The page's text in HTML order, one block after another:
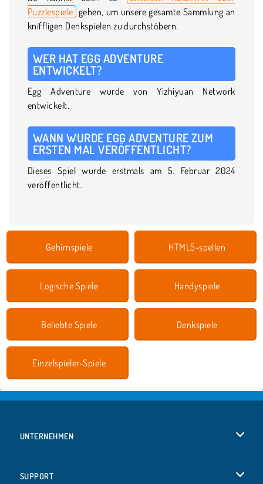
Puzzlespiele gehen, um unsere gesamte Sammlung an
kniffligen Denkspielen zu durchstöbern.
WER HAT EGG ADVENTURE
ENTWICKELT?
Egg Adventure wurde von Yizhiyuan Network
entwickelt.
WANN WURDE EGG ADVENTURE ZUM
ERSTEN MAL VERÖFFENTLICHT?
Dieses Spiel wurde erstmals am 5. Februar 2024
veröffentlicht.
Gehirnspiele HTML5-spellen
Logische Spiele Handyspiele
Beliebte Spiele Denkspiele
Einzelspieler-Spiele
UNTERNEHMEN
SUPPORT